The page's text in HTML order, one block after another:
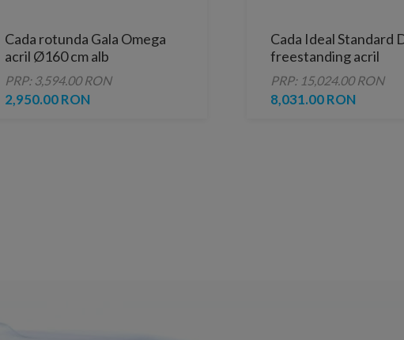
Cada rotunda Gala Omega
acril Ø160 cm alb
PRP: 3,594.00 RON
2,950.00 RON
Cada Ideal Standard
freestanding acril
180x80xH61 cm
PRP: 15,024.00 RON
8,031.00 RON